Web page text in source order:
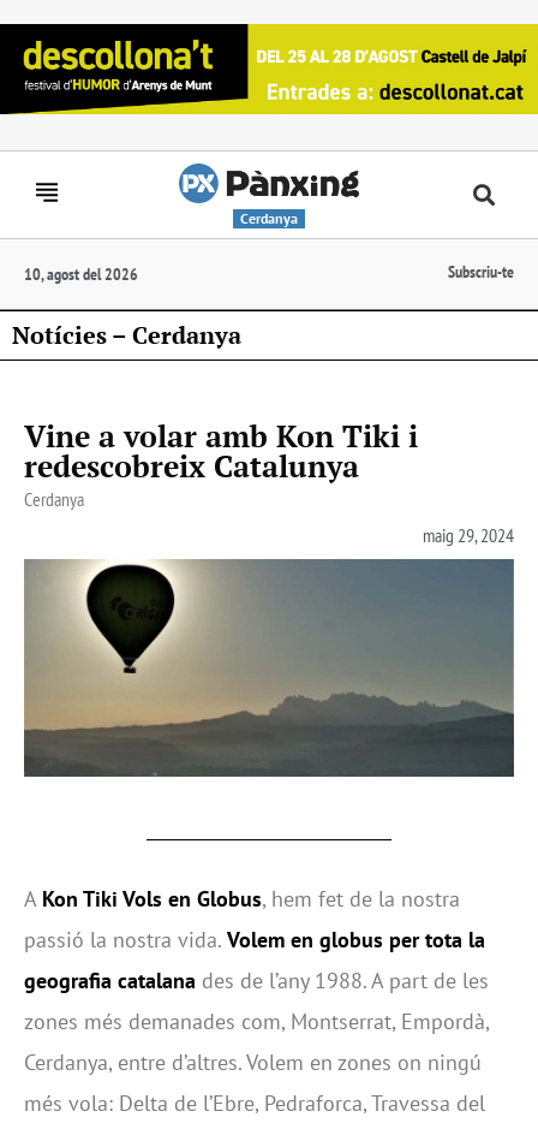
Cerdanya
10, agost del 2026 Subscriu-te
Notícies – Cerdanya
Vine a volar amb Kon Tiki i
redescobreix Catalunya
Cerdanya
maig 29, 2024
A Kon Tiki Vols en Globus, hem fet de la nostra
passió la nostra vida. Volem en globus per tota la
geografia catalana des de l’any 1988. A part de les
zones més demanades com, Montserrat, Empordà,
Cerdanya, entre d’altres. Volem en zones on ningú
més vola: Delta de l’Ebre, Pedraforca, Travessa del